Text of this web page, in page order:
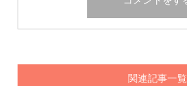
関連記事一覧